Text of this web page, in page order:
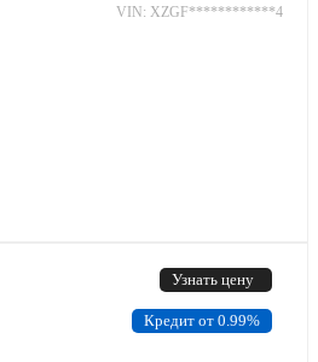
VIN: XZGF************4
Узнать цену
Кредит от 0.99%